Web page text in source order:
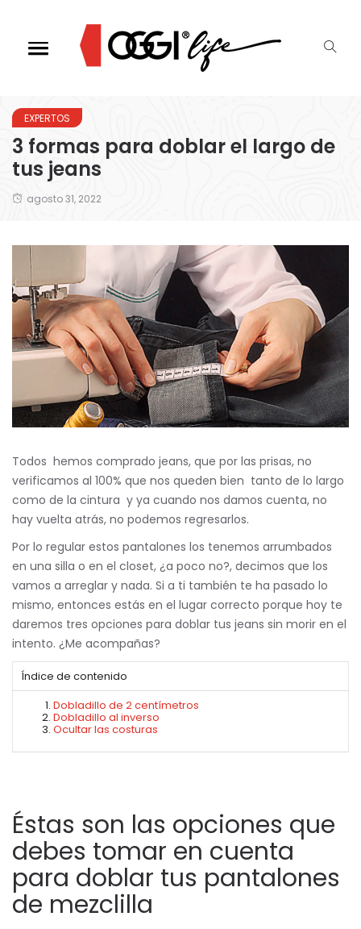
EXPERTOS
3 formas para doblar el largo de
tus jeans
agosto 31, 2022
Todos hemos comprado jeans, que por las prisas, no
verificamos al 100% que nos queden bien tanto de lo largo
como de la cintura y ya cuando nos damos cuenta, no
hay vuelta atrás, no podemos regresarlos.
Por lo regular estos pantalones los tenemos arrumbados
en una silla o en el closet, ¿a poco no?, decimos que los
vamos a arreglar y nada. Si a ti también te ha pasado lo
mismo, entonces estás en el lugar correcto porque hoy te
daremos tres opciones para doblar tus jeans sin morir en el
intento. ¿Me acompañas?
Índice de contenido
Dobladillo de 2 centímetros
Dobladillo al inverso
Ocultar las costuras
Éstas son las opciones que
debes tomar en cuenta
para doblar tus pantalones
de mezclilla